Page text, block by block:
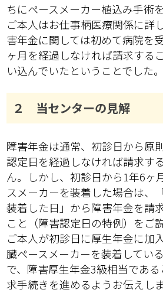
ちにペースメーカー植込み手術
ご本人はお仕事柄医療関係に詳
害年金に関しては初めて病院を
ヶ月を経過しなければ請求する
い込んでいたということでした。
２ 当センターの見解
障害年金は通常、初診日から原
認定日を経過しなければ請求す
ん。しかし、初診日から1年6ヶ
スメーカーを装着した場合は、
装着した日」から障害年金を請
こと（障害認定日の特例）をご
ご本人が初診日に厚生年金に加
臓ペースメーカーを装着してい
で、障害厚生年金3級相当であ
求手続きを進めるようお伝えしま